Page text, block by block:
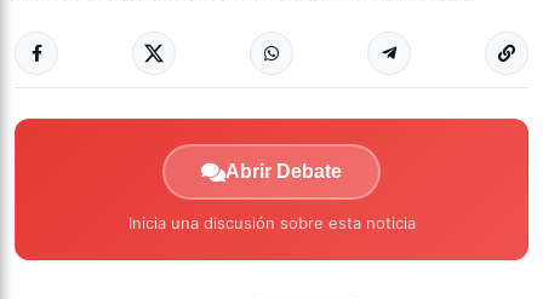
Abrir Debate
Inicia una discusión sobre esta noticia